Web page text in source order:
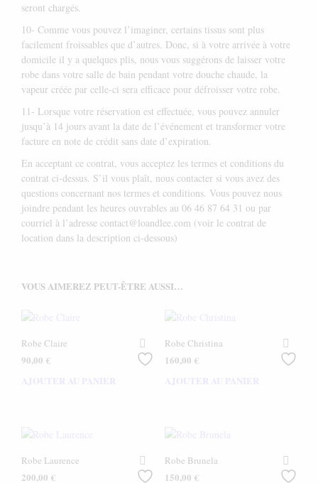
seront chargés.
10- Comme vous pouvez l’imaginer, certains tissus sont plus
facilement froissables que d’autres. Donc, si à votre arrivée à votre
domicile il y a quelques plis, nous vous suggérons de laisser votre
robe dans votre salle de bain pendant votre douche chaude, la
vapeur créée par celle-ci sera efficace pour défroisser votre robe.
11- Lorsque votre réservation est effectuée, vous pouvez annuler
jusqu’à 14 jours avant la date de l’événement et transformer votre
facture en note de crédit sans date d’expiration.
En acceptant ce contrat, vous acceptez les termes et conditions du
contrat ci-dessus. S’il vous plaît, nous contacter si vous avez des
questions concernant nos termes et conditions. Vous pouvez nous
joindre pendant les heures ouvrables au 06 46 87 64 31 ou par
courriel à l’adresse contact@loandlee.com (voir le contrat de
location dans la description ci-dessous)
VOUS AIMEREZ PEUT-ÊTRE AUSSI…
Robe Claire
90,00 €
AJOUTER AU PANIER
Robe Christina
160,00 €
AJOUTER AU PANIER
Robe Laurence
200,00 €
Robe Brunela
150,00 €